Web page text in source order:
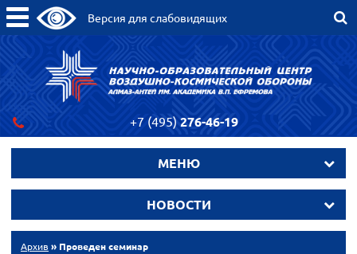
Версия для слабовидящих
+7 (495) 276-46-19
МЕНЮ
НОВОСТИ
Архив » Проведен семинар